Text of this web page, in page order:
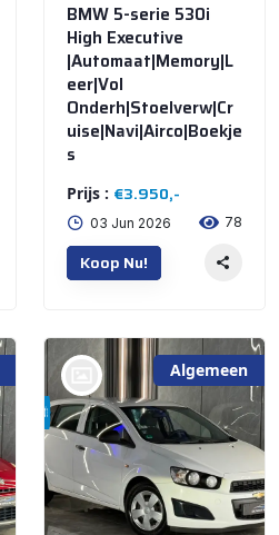
BMW 5-serie 530i
High Executive
|Automaat|Memory|L
eer|Vol
Onderh|Stoelverw|Cr
uise|Navi|Airco|Boekje
s
Prijs : €3.950,-
03 Jun 2026 78
Koop Nu!
Algemeen
bij @De Waai Auto's